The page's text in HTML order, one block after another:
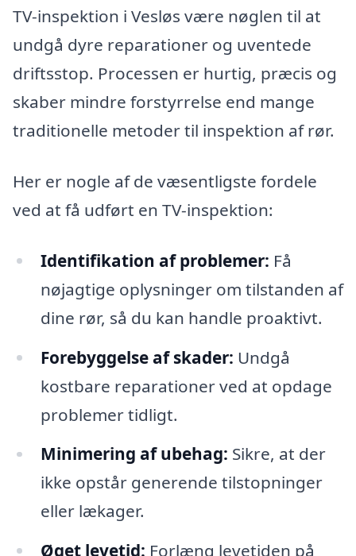
TV-inspektion i Vesløs være nøglen til at
undgå dyre reparationer og uventede
driftsstop. Processen er hurtig, præcis og
skaber mindre forstyrrelse end mange
traditionelle metoder til inspektion af rør.
Her er nogle af de væsentligste fordele
ved at få udført en TV-inspektion:
Identifikation af problemer: Få
nøjagtige oplysninger om tilstanden af
dine rør, så du kan handle proaktivt.
Forebyggelse af skader: Undgå
kostbare reparationer ved at opdage
problemer tidligt.
Minimering af ubehag: Sikre, at der
ikke opstår generende tilstopninger
eller lækager.
Øget levetid: Forlæng levetiden på